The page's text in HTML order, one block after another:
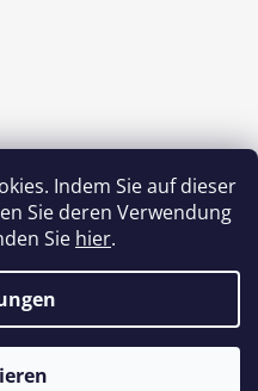
Indem Sie auf dieser
Sie deren Verwendung
Sie hier.
Rechte vorbehalten.